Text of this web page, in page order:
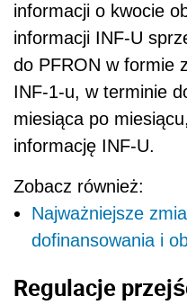
informacji o kwocie
informacji INF-U
do PFRON w formie
INF-1-u, w terminie
miesiąca po
informację INF-U.
Zobacz również:
Najważniejsze
dofinansowania i
Regulacje